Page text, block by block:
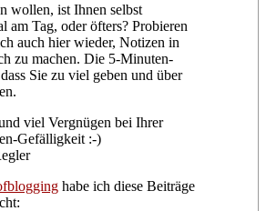
wollen, ist Ihnen selbst
am Tag, oder öfters? Probieren
auch hier wieder, Notizen in
zu machen. Die 5-Minuten-
Sie zu viel geben und über
viel Vergnügen bei Ihrer
Gefälligkeit :-)
habe ich diese Beiträge